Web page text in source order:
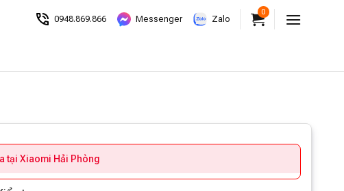
0948.869.866 Messenger Zalo
0
tại Xiaomi Hải Phòng